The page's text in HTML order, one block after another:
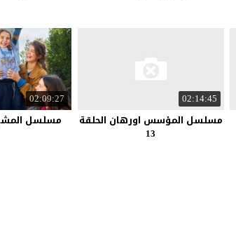
02:14:45
مسلسل المؤسس اورهان الحلقة
13
02:09:27
مسلسل